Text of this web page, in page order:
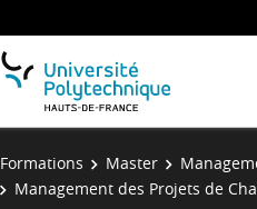
Formations Master
Management des Projets de